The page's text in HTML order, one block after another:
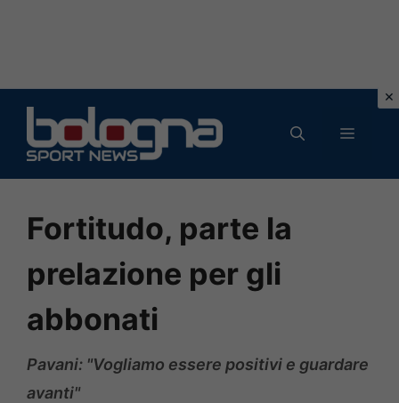
contenuto
MENU
Fortitudo, parte la
prelazione per gli
abbonati
Pavani: "Vogliamo essere positivi e guardare
avanti"